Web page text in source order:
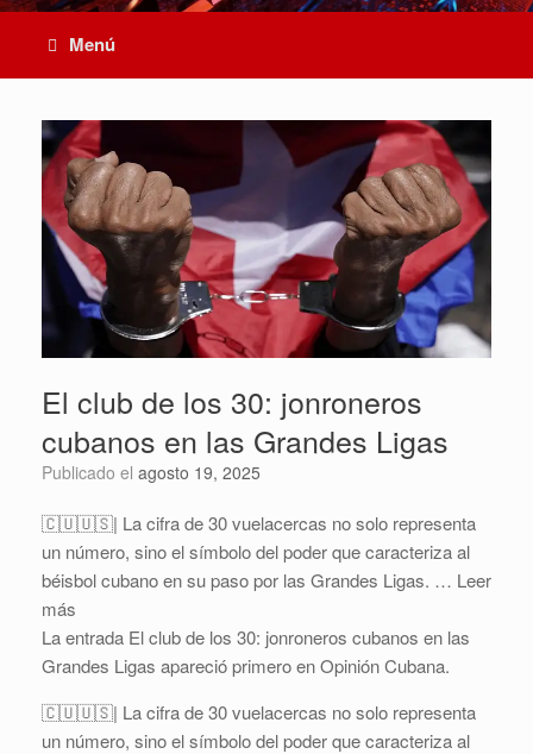
Menú
El club de los 30: jonroneros
cubanos en las Grandes Ligas
Publicado el agosto 19, 2025
🇨🇺🇺🇸| La cifra de 30 vuelacercas no solo representa
un número, sino el símbolo del poder que caracteriza al
béisbol cubano en su paso por las Grandes Ligas. … Leer
más
La entrada El club de los 30: jonroneros cubanos en las
Grandes Ligas apareció primero en Opinión Cubana.
🇨🇺🇺🇸| La cifra de 30 vuelacercas no solo representa
un número, sino el símbolo del poder que caracteriza al